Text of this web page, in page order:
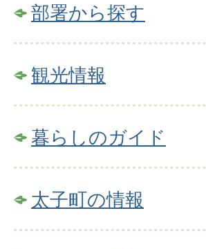
部署から探す
観光情報
暮らしのガイド
太子町の情報